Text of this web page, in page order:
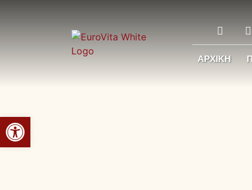
ΑΡΧΙΚΉ
Ανοίξτε τη γραμμή εργαλείων